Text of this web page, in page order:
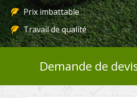
Prix imbattable
Travail de qualité
Demande de